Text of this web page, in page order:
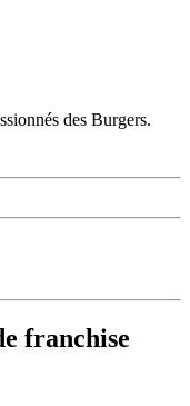
des Burgers.
franchise